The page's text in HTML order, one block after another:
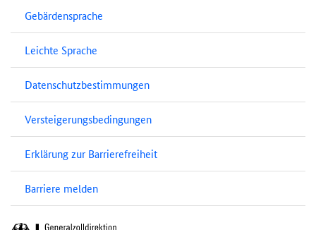
Gebärdensprache
Leichte Sprache
Datenschutzbestimmungen
Versteigerungsbedingungen
Erklärung zur Barrierefreiheit
Barriere melden